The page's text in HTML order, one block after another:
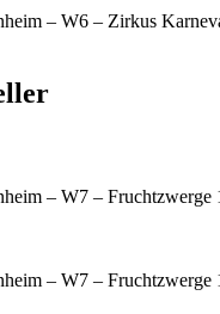
– W6 – Zirkus
– W7 – Fruchtzwerge
– W7 – Fruchtzwerge